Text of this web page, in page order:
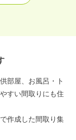
部屋、お風呂・ト
すい間取りにも住
作成した間取り集